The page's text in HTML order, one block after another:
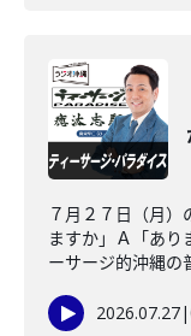
７月２７日（月）
ますか」Ａ「あり
ーサージ的沖縄の
2026.07.27|